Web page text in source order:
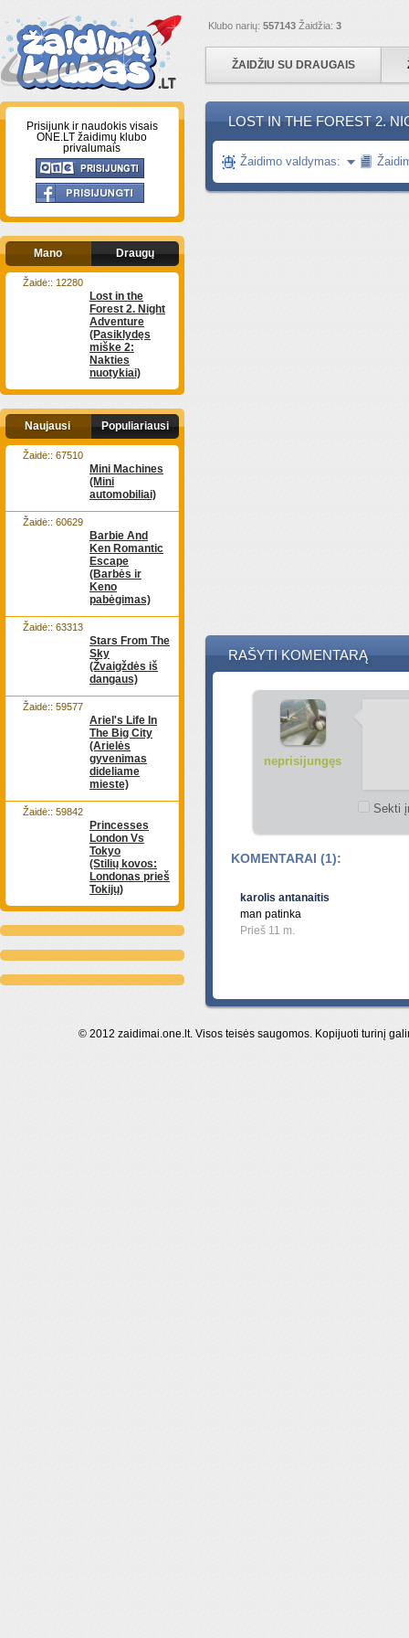
Klubo narių: 557143 Žaidžia: 3
ŽAIDŽIU SU DRAUGAIS
Prisijunk ir naudokis visais
ONE.LT žaidimų klubo
privalumais
Mano Draugų
Lost in the
Forest 2. Night
Adventure
(Pasiklydęs
miške 2:
Nakties
nuotykiai)
Žaidė:: 12280
Naujausi Populiariausi
Mini Machines
(Mini
automobiliai)
Žaidė:: 67510
Barbie And
Ken Romantic
Escape
(Barbės ir
Keno
pabėgimas)
Žaidė:: 60629
Stars From The
Sky
(Žvaigždės iš
dangaus)
Žaidė:: 63313
Ariel's Life In
The Big City
(Arielės
gyvenimas
dideliame
mieste)
Žaidė:: 59577
Princesses
London Vs
Tokyo
(Stilių kovos:
Londonas prieš
Tokijų)
Žaidė:: 59842
LOST IN THE FOREST 2.
Žaidimo valdymas:
RAŠYTI KOMENTARĄ
neprisijungęs
Sekti
KOMENTARAI (1):
karolis antanaitis
man patinka
Prieš 11 m.
© 2012 zaidimai.one.lt. Visos teisės saugomos. Kopijuoti turinį